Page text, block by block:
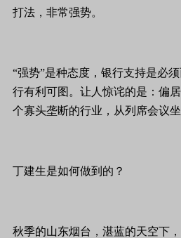
打法，非常强势。
“强势”是种态度，银行支持是必
行有利可图。让人惊诧的是：偏
个寡头垄断的行业，从列席会议坐
丁建生是如何做到的？
秋季的山东烟台，湛蓝的天空下